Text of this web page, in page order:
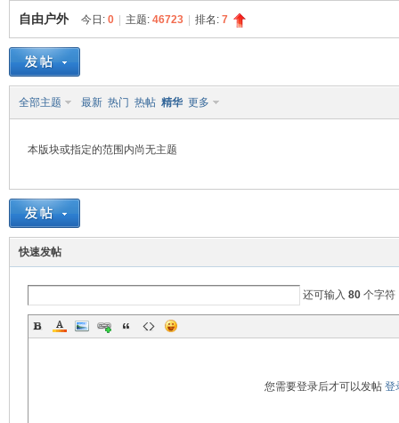
鼠
» ›
自由户外 今日: 0 主题: 46723 排名: 7
全部主题 最新 热门 热帖 精华 更多
本版块或指定的范围内尚无主题
快速发帖
还可输入 80个字符
您需要登录后才可以发帖 登